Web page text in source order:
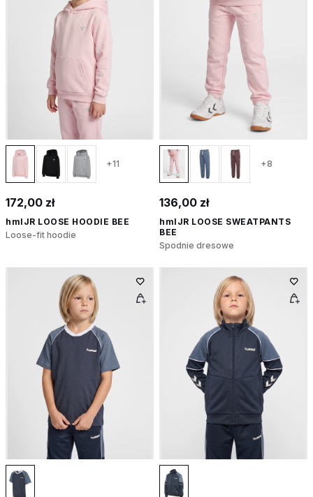
+11
172,00 zł
hmlJR LOOSE HOODIE BEE
Loose-fit hoodie
+8
136,00 zł
hmlJR LOOSE SWEATPANTS
BEE
Spodnie dresowe